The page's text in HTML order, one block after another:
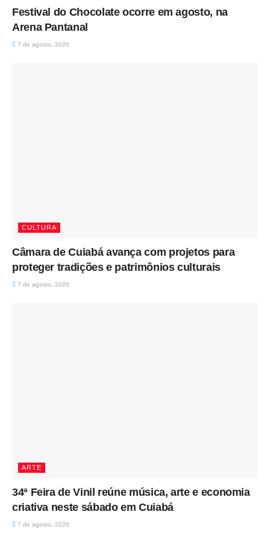
Festival do Chocolate ocorre em agosto, na
Arena Pantanal
7 de agosto, 2026
CULTURA
Câmara de Cuiabá avança com projetos para
proteger tradições e patrimônios culturais
7 de agosto, 2026
ARTE
34ª Feira de Vinil reúne música, arte e economia
criativa neste sábado em Cuiabá
7 de agosto, 2026